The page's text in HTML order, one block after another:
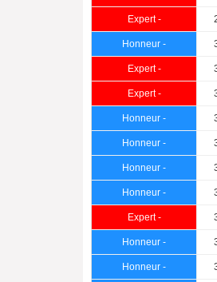
Expert -
Honneur -
Expert -
Expert -
Honneur -
Honneur -
Honneur -
Honneur -
Expert -
Honneur -
Honneur -